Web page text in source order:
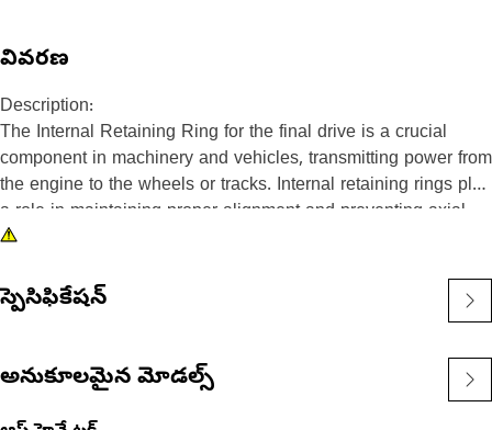
వివరణ
Description:
The Internal Retaining Ring for the final drive is a crucial
component in machinery and vehicles, transmitting power from
the engine to the wheels or tracks. Internal retaining rings play
a role in maintaining proper alignment and preventing axial
movement of components within the final drive assembly. The
when it is installed, which helps to keep it in place.
• Durable and resistant to corrosion.
• Provide a secure and reliable fastening mechanism.
స్పెసిఫికేషన్
అనుకూలమైన మోడల్స్